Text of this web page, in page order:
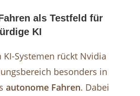
als Testfeld für
KI
Systemen rückt Nvidia
besonders in
autonome Fahren. Dabei